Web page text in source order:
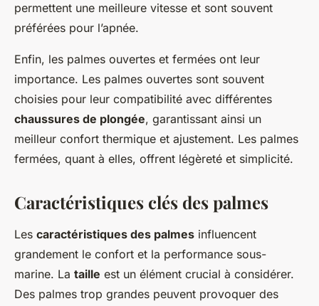
permettent une meilleure vitesse et sont souvent
préférées pour l’apnée.
Enfin, les palmes ouvertes et fermées ont leur
importance. Les palmes ouvertes sont souvent
choisies pour leur compatibilité avec différentes
chaussures de plongée, garantissant ainsi un
meilleur confort thermique et ajustement. Les palmes
fermées, quant à elles, offrent légèreté et simplicité.
Caractéristiques clés des palmes
Les caractéristiques des palmes influencent
grandement le confort et la performance sous-
marine. La taille est un élément crucial à considérer.
Des palmes trop grandes peuvent provoquer des